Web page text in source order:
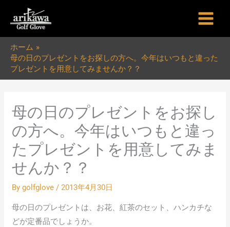
ホーム
母の日のプレゼントをお探しの方へ。今年はいつもと違った
プレゼントを用意してみませんか？？
母の日のプレゼントをお探し
の方へ。今年はいつもと違っ
たプレゼントを用意してみま
せんか？？
Bygolfglove/2013年4月30日
母の日のプレゼントは、お花、紅茶のセット、ハンカチな
どが定番品でしょうか。